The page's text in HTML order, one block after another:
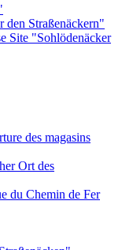
den Straßenäckern"
Site "Sohlödenäcker
des magasins
Ort des
du Chemin de Fer